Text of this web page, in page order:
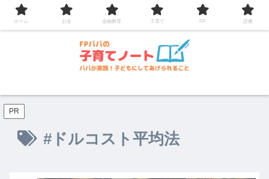
コンテンツへスキップ
PR
#ドルコスト平均法
ホーム お金 金融教育 子育て FP 読書